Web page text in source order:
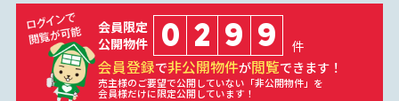
会員限定
公開物件
0 2 9 9 件
会員登録で非公開物件が閲覧できます！
売主様のご要望で公開していない「非公開物件」を
会員様だけに限定公開しています！